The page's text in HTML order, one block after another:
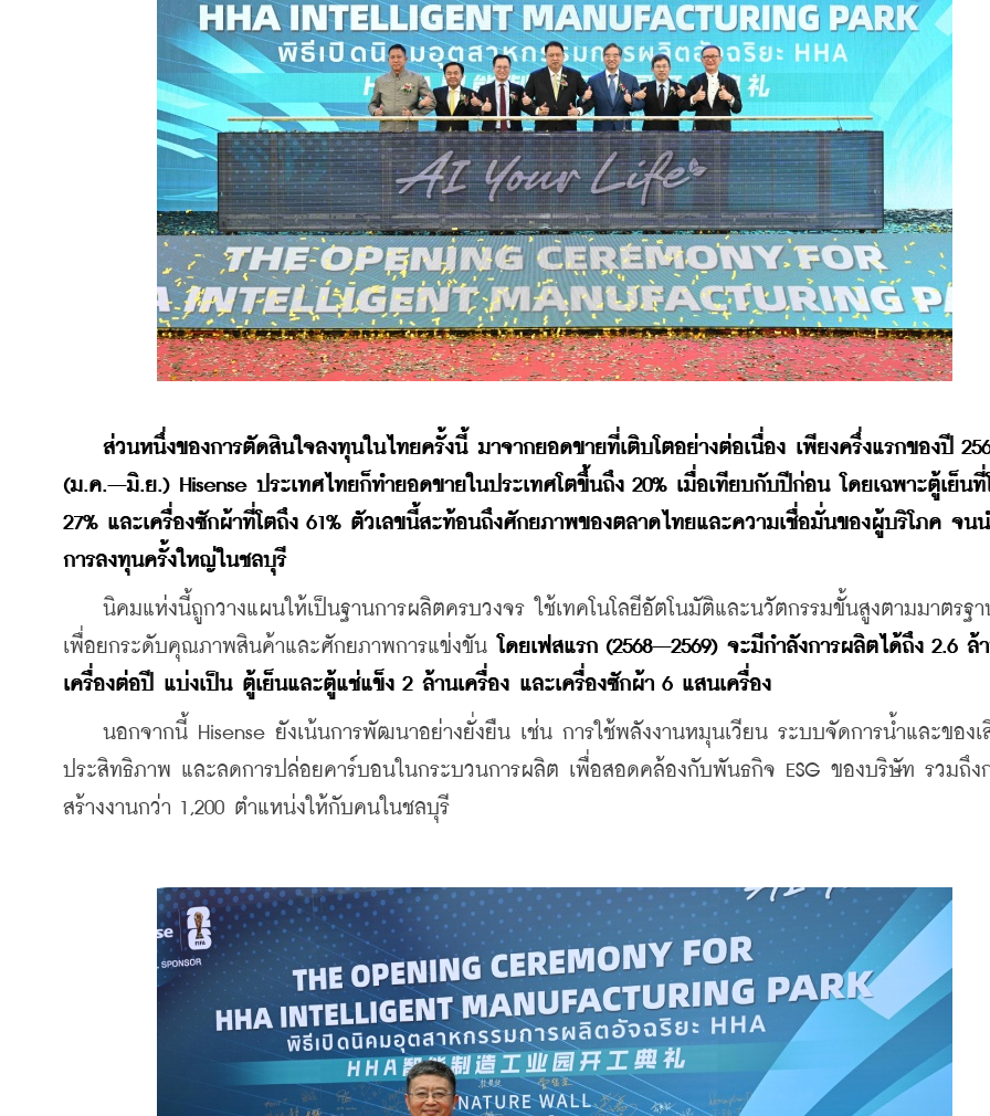
ส่วนหนึ่งของการตัดสินใจลงทุนในไทยครั้งนี้ มาจากยอดขายที่เติบโตอย่างต่อเนื่อง เพียงครึ่งแรกของปี
(ม.ค.–มิ.ย.) Hisense ประเทศไทยก็ทำยอดขายในประเทศโตขึ้นถึง 20% เมื่อเทียบกับปีก่อน โดยเฉพาะตู้เย็นที่
27% และเครื่องซักผ้าที่โตถึง 61% ตัวเลขนี้สะท้อนถึงศักยภาพของตลาดไทยและความเชื่อมั่นของผู้บริโภค จน
การลงทุนครั้งใหญ่ในชลบุรี
นิคมแห่งนี้ถูกวางแผนให้เป็นฐานการผลิตครบวงจร ใช้เทคโนโลยีอัตโนมัติและนวัตกรรมขั้นสูงตามมาตรฐา
เพื่อยกระดับคุณภาพสินค้าและศักยภาพการแข่งขัน โดยเฟสแรก (2568–2569) จะมีกำลังการผลิตได้ถึง 2.6 ล้
เครื่องต่อปี แบ่งเป็น ตู้เย็นและตู้แช่แข็ง 2 ล้านเครื่อง และเครื่องซักผ้า 6 แสนเครื่อง
นอกจากนี้ Hisense ยังเน้นการพัฒนาอย่างยั่งยืน เช่น การใช้พลังงานหมุนเวียน ระบบจัดการน้ำและของเ
ประสิทธิภาพ และลดการปล่อยคาร์บอนในกระบวนการผลิต เพื่อสอดคล้องกับพันธกิจ ESG ของบริษัท รวมถึง
สร้างงานกว่า 1,200 ตำแหน่งให้กับคนในชลบุรี